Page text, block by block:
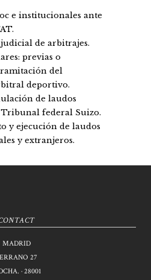
e institucionales ante
de arbitrajes.
previas o
del
deportivo.
de laudos
federal Suizo.
y ejecución de laudos
y extranjeros.
MADRID
27
· 28001